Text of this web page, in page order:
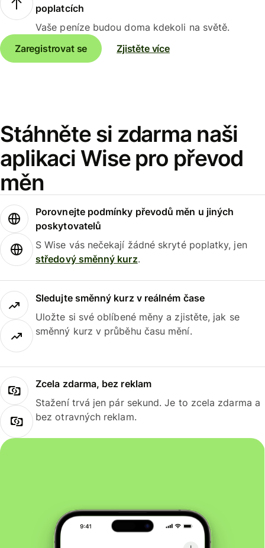
poplatcích
Vaše peníze budou doma kdekoli na světě.
Zaregistrovat se
Zjistěte více
Stáhněte si zdarma naši
aplikaci Wise pro převod
měn
Porovnejte podmínky převodů měn u jiných
poskytovatelů
S Wise vás nečekají žádné skryté poplatky, jen
středový směnný kurz.
Sledujte směnný kurz v reálném čase
Uložte si své oblíbené měny a zjistěte, jak se
směnný kurz v průběhu času mění.
Zcela zdarma, bez reklam
Stažení trvá jen pár sekund. Je to zcela zdarma a
bez otravných reklam.